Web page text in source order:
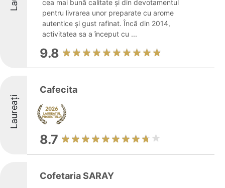
cea mai bună calitate și din devotamentul
pentru livrarea unor preparate cu arome
autentice și gust rafinat. Încă din 2014,
activitatea sa a început cu ...
9.8
Laureați
Cafecita
8.7
Cofetaria SARAY